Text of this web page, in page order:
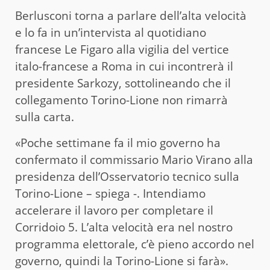
Berlusconi torna a parlare dell’alta velocità
e lo fa in un’intervista al quotidiano
francese Le Figaro alla vigilia del vertice
italo-francese a Roma in cui incontrerà il
presidente Sarkozy, sottolineando che il
collegamento Torino-Lione non rimarrà
sulla carta.
«Poche settimane fa il mio governo ha
confermato il commissario Mario Virano alla
presidenza dell’Osservatorio tecnico sulla
Torino-Lione – spiega -. Intendiamo
accelerare il lavoro per completare il
Corridoio 5. L’alta velocità era nel nostro
programma elettorale, c’è pieno accordo nel
governo, quindi la Torino-Lione si farà».